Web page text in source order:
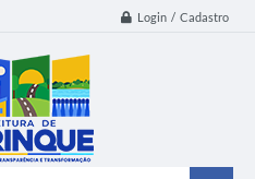
Login / Cadastro